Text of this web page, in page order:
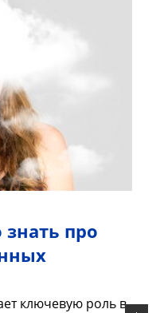
про
ключевую роль в